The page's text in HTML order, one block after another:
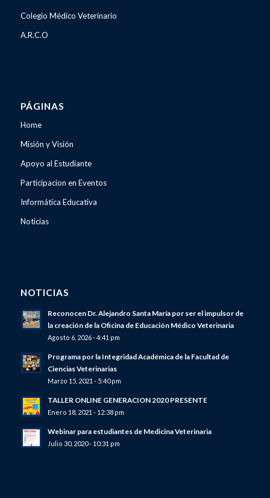
Colegio Médico Veterinario
A.R.C.O
PÁGINAS
Home
Misión y Visión
Apoyo al Estudiante
Participacion en Eventos
Informática Educativa
Noticias
NOTICIAS
Reconocen Dr. Alejandro Santa María por ser el impulsor de
la creación de la Oficina de Educación Médico Veterinaria
Agosto 6, 2026 - 4:41 pm
Programa por la Integridad Académica de la Facultad de
Ciencias Veterinarias
Marzo 15, 2021 - 5:40 pm
TALLER ONLINE GENERACION 2020 PRESENTE
Enero 18, 2021 - 12:38 pm
Webinar para estudiantes de Medicina Veterinaria
Julio 30, 2020 - 10:31 pm